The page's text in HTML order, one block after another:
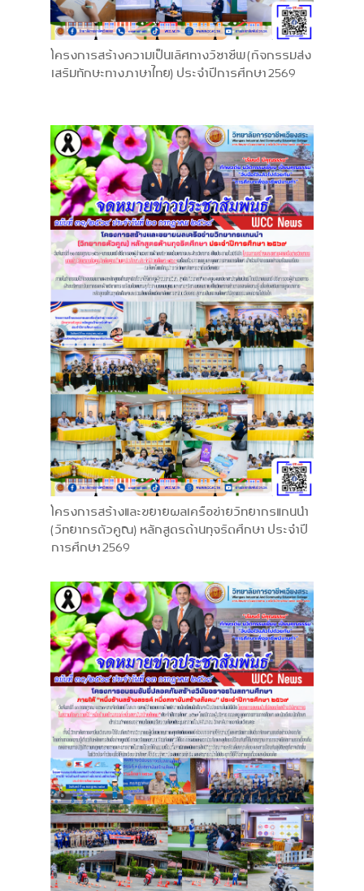
โครงการสร้างความเป็นเลิศทางวิชาชีพ (กิจกรรมส่ง
เสริมทักษะทางภาษาไทย) ประจำปีการศึกษา 2569
โครงการสร้างและขยายผลเครือข่ายวิทยากรแกนนำ
(วิทยากรตัวคูณ) หลักสูตรต้านทุจริตศึกษา ประจำปี
การศึกษา 2569